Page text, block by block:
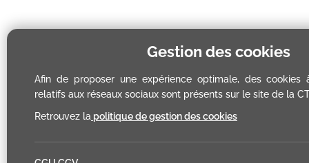
Gestion des cookies
Afin de proposer une expérience optimale, des
relatifs aux réseaux sociaux sont présents sur le site de la
Retrouvez la politique de gestion des cookies